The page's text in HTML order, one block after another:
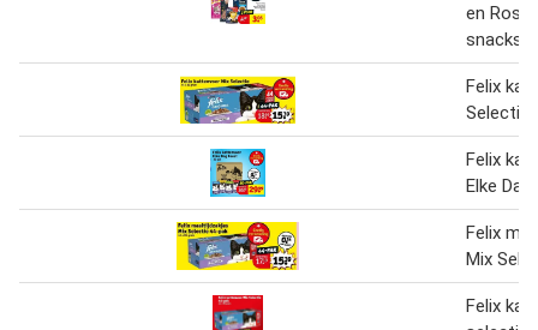
en
snacks
Felix
Selectie
Felix
Elke
Felix
Mix
Felix